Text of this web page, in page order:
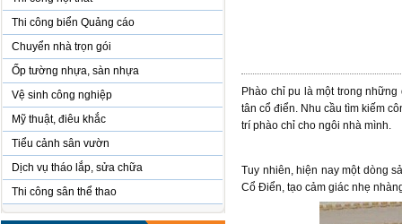
Thi công biển Quảng cáo
Chuyển nhà trọn gói
Ốp tường nhựa, sàn nhựa
Vệ sinh công nghiệp
Mỹ thuật, điêu khắc
Tiểu cảnh sân vườn
Dịch vụ tháo lắp, sửa chữa
Thi công sân thể thao
Phào chỉ pu là một trong
tân cổ điển. Nhu cầu tìm kiếm
trí phào chỉ cho ngôi nhà mình.
Tuy nhiên, hiện nay một dòng
Cổ Điển, tạo cảm giác nhẹ